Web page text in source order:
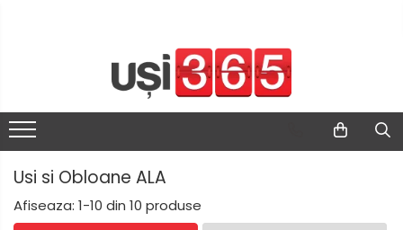
Usi si Obloane ALA
Afiseaza: 1-10 din 10 produse